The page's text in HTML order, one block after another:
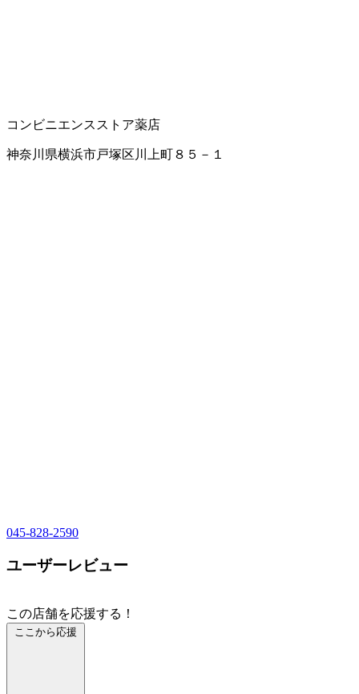
コンビニエンスストア薬店
神奈川県横浜市戸塚区川上町８５－１
045-828-2590
ユーザーレビュー
この店舗を応援する！
ここから応援